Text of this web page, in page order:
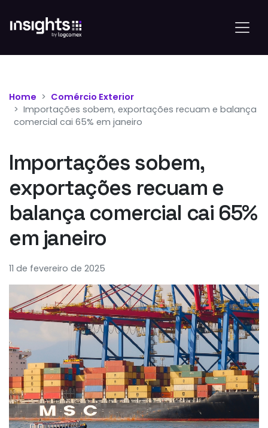
Home
Comércio Exterior
Importações sobem, exportações recuam e balança
comercial cai 65% em janeiro
Importações sobem,
exportações recuam e
balança comercial cai 65%
em janeiro
11 de fevereiro de 2025